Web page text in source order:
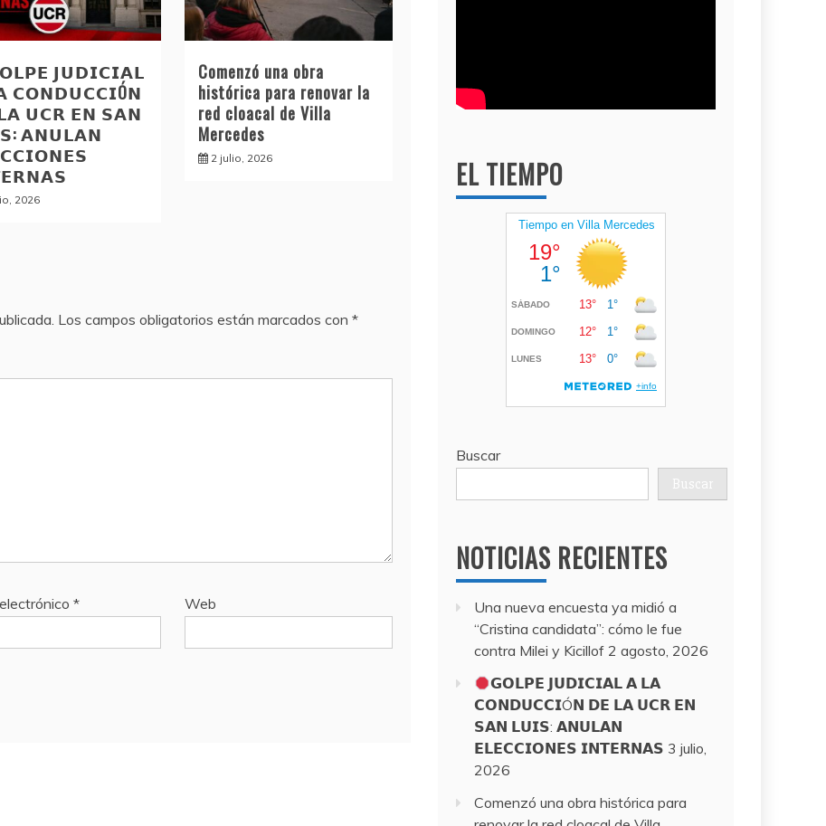
𝗝𝗨𝗗𝗜𝗖𝗜𝗔𝗟
𝗖𝗢𝗡𝗗𝗨𝗖𝗖𝗜Ó𝗡
𝗨𝗖𝗥 𝗘𝗡 𝗦𝗔𝗡
𝗔𝗡𝗨𝗟𝗔𝗡
2026
Comenzó una obra
histórica para renovar la
red cloacal de Villa
Mercedes
2 julio, 2026
Los campos obligatorios están marcados con *
* Web
EL TIEMPO
Buscar
Buscar
NOTICIAS RECIENTES
Una nueva encuesta ya midió a
“Cristina candidata”: cómo le fue
contra Milei y Kicillof 2 agosto, 2026
𝗚𝗢𝗟𝗣𝗘 𝗝𝗨𝗗𝗜𝗖𝗜𝗔𝗟 𝗔 𝗟𝗔
𝗖𝗢𝗡𝗗𝗨𝗖𝗖𝗜Ó𝗡 𝗗𝗘 𝗟𝗔 𝗨𝗖𝗥 𝗘𝗡
𝗦𝗔𝗡 𝗟𝗨𝗜𝗦: 𝗔𝗡𝗨𝗟𝗔𝗡
𝗘𝗟𝗘𝗖𝗖𝗜𝗢𝗡𝗘𝗦 𝗜𝗡𝗧𝗘𝗥𝗡𝗔𝗦 3 julio,
2026
Comenzó una obra histórica para